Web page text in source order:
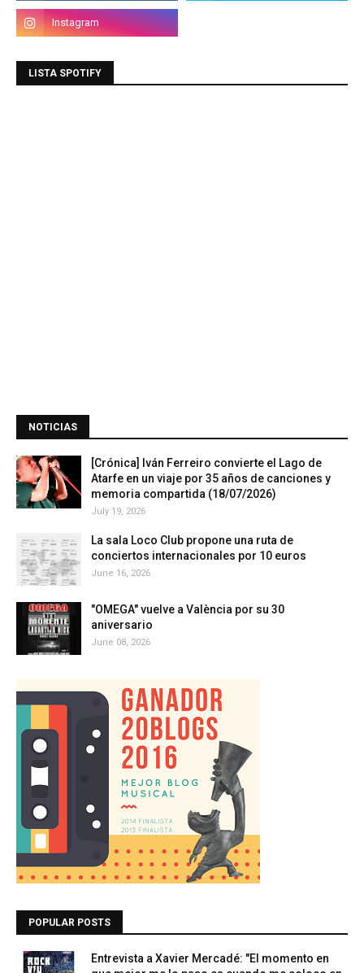
LISTA SPOTIFY
NOTICIAS
[Crónica] Iván Ferreiro convierte el Lago de
Atarfe en un viaje por 35 años de canciones y
memoria compartida (18/07/2026)
July 19, 2026
La sala Loco Club propone una ruta de
conciertos internacionales por 10 euros
June 16, 2026
"OMEGA" vuelve a València por su 30
aniversario
June 08, 2026
POPULAR POSTS
Entrevista a Xavier Mercadé: "El momento en